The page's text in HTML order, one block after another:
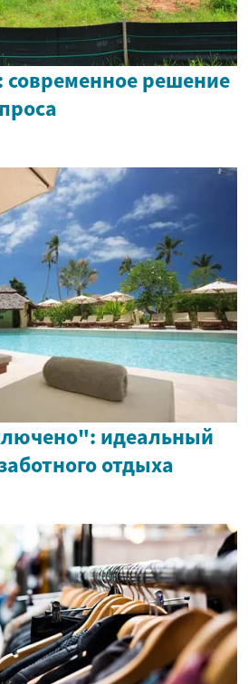
решение
идеальный
отдыха